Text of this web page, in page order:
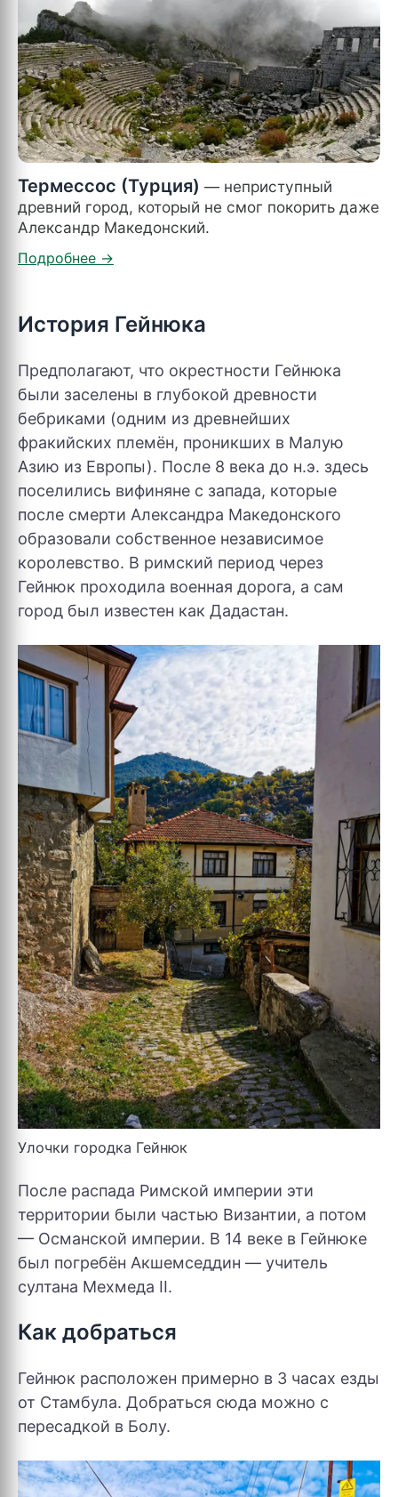
Термессос (Турция) — неприступный
древний город, который не смог покорить даже
Александр Македонский.
История Гейнюка
Предполагают, что окрестности Гейнюка
были заселены в глубокой древности
бебриками (одним из древнейших
фракийских племён, проникших в Малую
Азию из Европы). После 8 века до н.э. здесь
поселились вифиняне с запада, которые
после смерти Александра Македонского
образовали собственное независимое
королевство. В римский период через
Гейнюк проходила военная дорога, а сам
город был известен как Дадастан.
Улочки городка Гейнюк
После распада Римской империи эти
территории были частью Византии, а потом
— Османской империи. В 14 веке в Гейнюке
был погребён Акшемседдин — учитель
султана Мехмеда II.
Как добраться
Гейнюк расположен примерно в 3 часах езды
от Стамбула. Добраться сюда можно с
пересадкой в Болу.